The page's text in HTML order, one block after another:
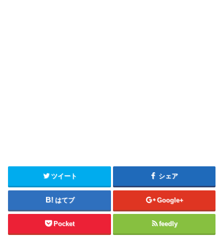
ツイート シェア
はてブ Google+
Pocket feedly